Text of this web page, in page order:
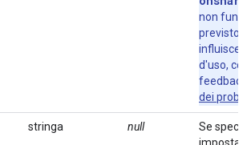
non
previsto.
influisce
d'uso,
feedback
dei
stringa null
Se